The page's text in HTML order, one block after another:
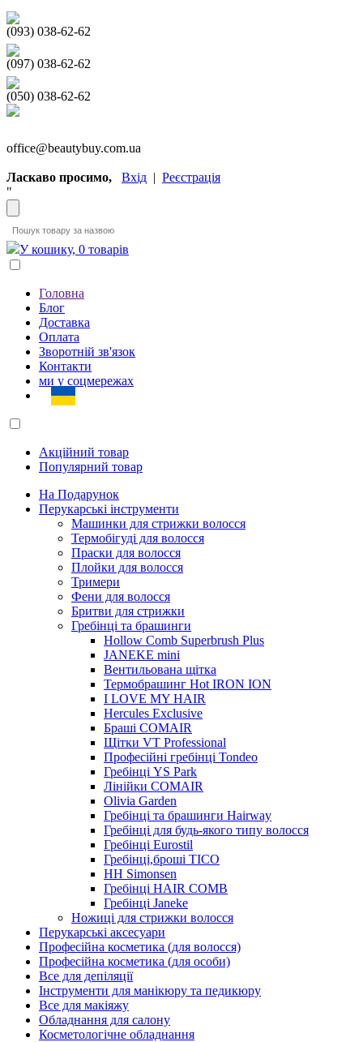
(093) 038-62-62
(097) 038-62-62
(050) 038-62-62
office@beautybuy.com.ua
Ласкаво просимо, Вхід | Реєстрація
"
У кошику, 0 товарів
Головна
Блог
Доставка
Оплата
Зворотній зв'язок
Контакти
ми у соцмережах
Акційний товар
Популярний товар
На Подарунок
Перукарські інструменти
Машинки для стрижки волосся
Термобігуді для волосся
Праски для волосся
Плойки для волосся
Тримери
Фени для волосся
Бритви для стрижки
Гребінці та брашинги
Hollow Comb Superbrush Plus
JANEKE mini
Вентильована щітка
Термобрашинг Hot IRON ION
I LOVE MY HAIR
Hercules Exclusive
Браші COMAIR
Щітки VT Professional
Професійні гребінці Tondeo
Гребінці YS Park
Лінійки COMAIR
Olivia Garden
Гребінці та брашинги Hairway
Гребінці для будь-якого типу волосся
Гребінці Eurostil
Гребінці,броші TICO
HH Simonsen
Гребінці HAIR COMB
Гребінці Janeke
Ножиці для стрижки волосся
Перукарські аксесуари
Професійна косметика (для волосся)
Професійна косметика (для особи)
Все для депіляції
Інструменти для манікюру та педикюру
Все для макіяжу
Обладнання для салону
Косметологічне обладнання